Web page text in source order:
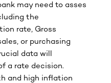
may need to asses
the
rate, Gross
or purchasing
data will
a rate decision.
and high inflation